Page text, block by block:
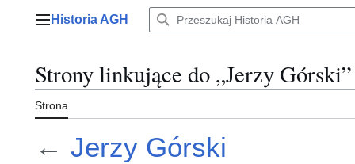
Menu główne
Historia AGH
Strony linkujące do „Jerzy Górski”
Strona
← Jerzy Górski